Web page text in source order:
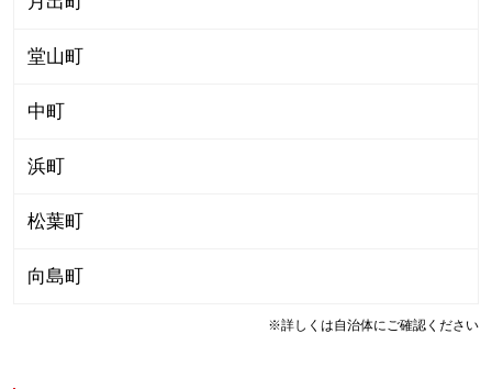
堂山町
中町
浜町
松葉町
向島町
※詳しくは自治体にご確認ください